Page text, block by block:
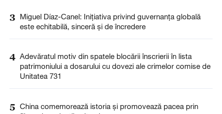
3 Miguel Díaz-Canel: Inițiativa privind guvernanța globală
este echitabilă, sinceră și de încredere
4 Adevăratul motiv din spatele blocării înscrierii în lista
patrimoniului a dosarului cu dovezi ale crimelor comise de
Unitatea 731
5 China comemorează istoria și promovează pacea prin